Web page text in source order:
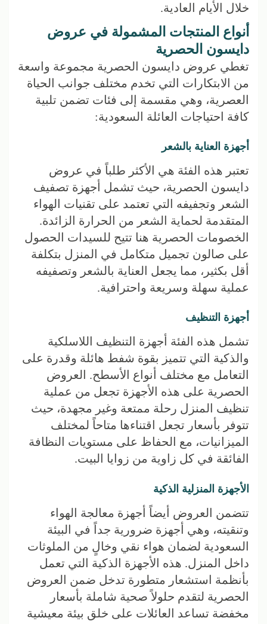
خلال الأيام العادية.
أنواع المنتجات المشمولة في عروض
دايسون الحصرية
تغطي عروض دايسون الحصرية مجموعة واسعة
من الابتكارات التي تخدم مختلف جوانب الحياة
العصرية، وهي مقسمة إلى فئات تضمن تلبية
كافة احتياجات العائلة السعودية:
أجهزة العناية بالشعر
تعتبر هذه الفئة هي الأكثر طلباً في عروض
دايسون الحصرية، حيث تشمل أجهزة تصفيف
الشعر وتجفيفه التي تعتمد على تقنيات الهواء
المتقدمة لحماية الشعر من الحرارة الزائدة.
الخصومات الحصرية هنا تتيح للسيدات الحصول
على صالون تجميل متكامل في المنزل بتكلفة
أقل بكثير، مما يجعل العناية بالشعر وتصفيفه
عملية سهلة وسريعة واحترافية.
أجهزة التنظيف
تشمل هذه الفئة أجهزة التنظيف اللاسلكية
والذكية التي تتميز بقوة شفط هائلة وقدرة على
التعامل مع مختلف أنواع الأسطح. العروض
الحصرية على هذه الأجهزة تجعل من عملية
تنظيف المنزل رحلة ممتعة وغير مجهدة، حيث
تتوفر بأسعار تجعل اقتناءها متاحاً لمختلف
الميزانيات، مع الحفاظ على مستويات النظافة
الفائقة في كل زاوية من زوايا البيت.
الأجهزة المنزلية الذكية
تتضمن العروض أيضاً أجهزة معالجة الهواء
وتنقيته، وهي أجهزة ضرورية جداً في البيئة
السعودية لضمان هواء نقي وخالٍ من الملوثات
داخل المنزل. هذه الأجهزة الذكية التي تعمل
بأنظمة استشعار متطورة تدخل ضمن العروض
الحصرية لتقدم حلولاً صحية شاملة بأسعار
مخفضة تساعد العائلات على خلق بيئة معيشية